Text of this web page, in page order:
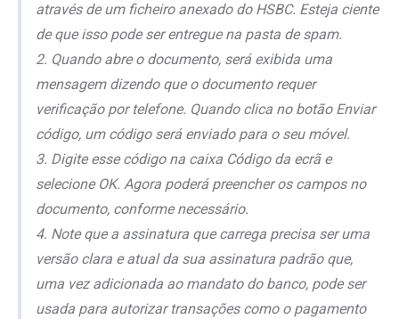
através de um ficheiro anexado do HSBC. Esteja ciente
de que isso pode ser entregue na pasta de spam.
2. Quando abre o documento, será exibida uma
mensagem dizendo que o documento requer
verificação por telefone. Quando clica no botão Enviar
código, um código será enviado para o seu móvel.
3. Digite esse código na caixa Código da ecrã e
selecione OK. Agora poderá preencher os campos no
documento, conforme necessário.
4. Note que a assinatura que carrega precisa ser uma
versão clara e atual da sua assinatura padrão que,
uma vez adicionada ao mandato do banco, pode ser
usada para autorizar transações como o pagamento